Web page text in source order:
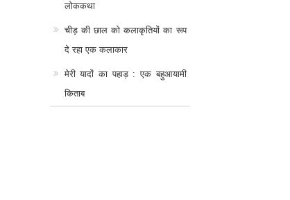
लोककथा
चीड़ की छाल को कलाकृतियों का रूप
दे रहा एक कलाकार
मेरी यादों का पहाड़ : एक बहुआयामी
किताब